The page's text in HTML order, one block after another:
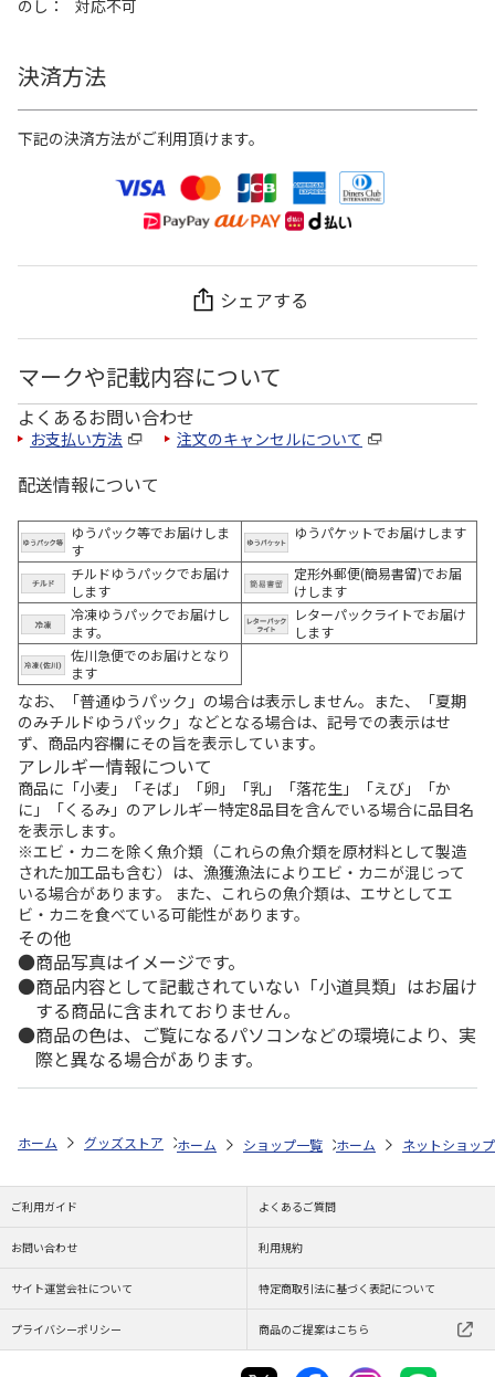
のし
対応不可
決済方法
下記の決済方法がご利用頂けます。
シェアする
マークや記載内容について
よくあるお問い合わせ
お支払い方法 注文のキャンセルについて
配送情報について
ゆうパック等でお届けしま
す
ゆうパケットでお届けします
チルドゆうパックでお届け
します
定形外郵便(簡易書留)でお届
けします
冷凍ゆうパックでお届けし
ます。
レターパックライトでお届け
します
佐川急便でのお届けとなり
ます
なお、「普通ゆうパック」の場合は表示しません。また、「夏期
のみチルドゆうパック」などとなる場合は、記号での表示はせ
ず、商品内容欄にその旨を表示しています。
アレルギー情報について
商品に「小麦」「そば」「卵」「乳」「落花生」「えび」「か
に」「くるみ」のアレルギー特定8品目を含んでいる場合に品目名
を表示します。
※エビ・カニを除く魚介類（これらの魚介類を原材料として製造
された加工品も含む）は、漁獲漁法によりエビ・カニが混じって
いる場合があります。 また、これらの魚介類は、エサとしてエ
ビ・カニを食べている可能性があります。
その他
商品写真はイメージです。
商品内容として記載されていない「小道具類」はお届け
する商品に含まれておりません。
商品の色は、ご覧になるパソコンなどの環境により、実
際と異なる場合があります。
ホーム グッズストア スポーツ・スポーツ選手 大谷翔平 ドジャ
ホーム ショップ一覧 レッツ ドジャース
ホーム ネットショップ
ご利用ガイド よくあるご質問
お問い合わせ 利用規約
サイト運営会社について 特定商取引法に基づく表記について
プライバシーポリシー 商品のご提案はこちら